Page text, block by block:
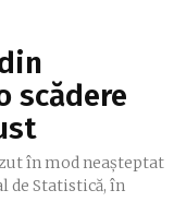
scădere
în mod neașteptat
de Statistică, în